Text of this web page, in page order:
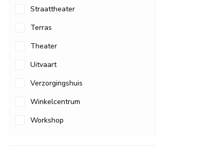
Straattheater
Terras
Theater
Uitvaart
Verzorgingshuis
Winkelcentrum
Workshop